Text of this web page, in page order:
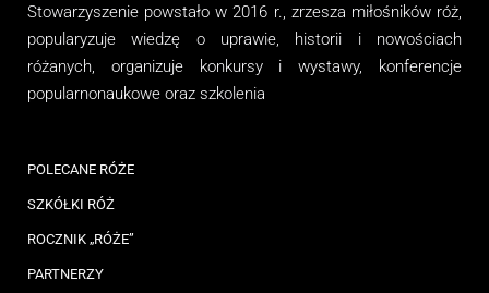
Stowarzyszenie powstało w 2016 r., zrzesza miłośników róż,
popularyzuje wiedzę o uprawie, historii i nowościach
różanych, organizujekonkursy i wystawy, konferencje
popularnonaukowe oraz szkolenia
POLECANE RÓŻE
SZKÓŁKI RÓŻ
ROCZNIK „RÓŻE”
PARTNERZY